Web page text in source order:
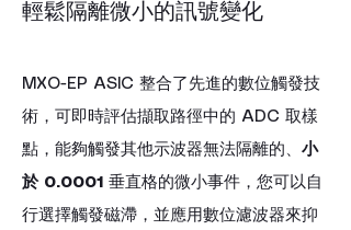
輕鬆隔離微小的訊號變化
MXO-EP ASIC 整合了先進的數位觸發技
術，可即時評估擷取路徑中的 ADC 取樣
點，能夠觸發其他示波器無法隔離的、 小
於 0.0001 垂直格的微小事件，您可以自
行選擇觸發磁滯，並應用數位濾波器來抑